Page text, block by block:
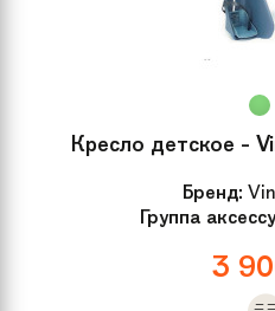
Кресло детское -
Бренд:
Группа
3